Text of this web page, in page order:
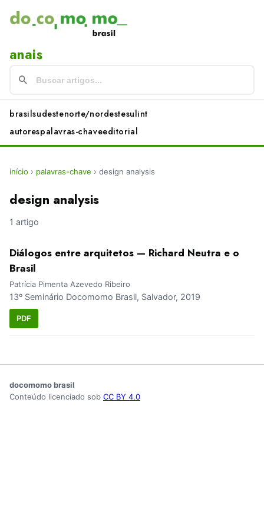
anais
brasilsudestenorte/nordestesulint
autorespalavras-chaveeditorial
início › palavras-chave › design analysis
design analysis
1 artigo
Diálogos entre arquitetos — Richard Neutra e o
Brasil
Patrícia Pimenta Azevedo Ribeiro
13º Seminário Docomomo Brasil, Salvador, 2019
PDF
docomomo brasil
Conteúdo licenciado sob CC BY 4.0